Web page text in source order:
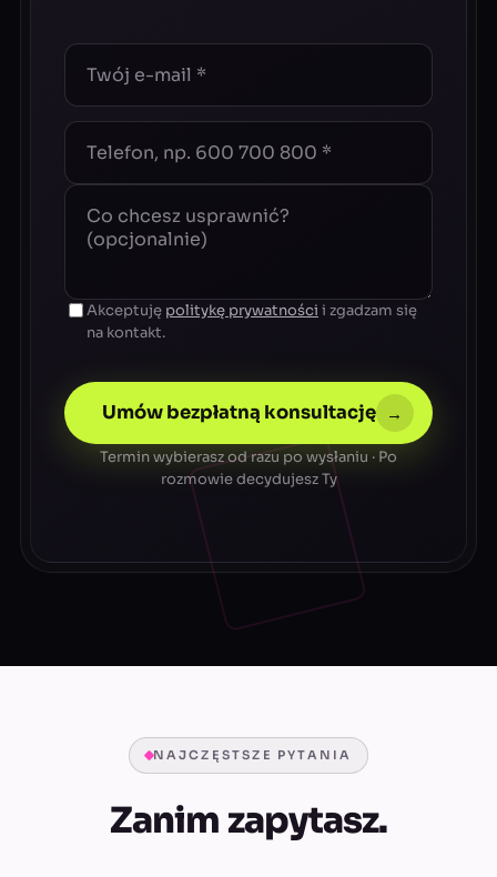
Akceptuję politykę prywatności i zgadzam się
na kontakt.
Umów bezpłatną konsultację →
Termin wybierasz od razu po wysłaniu · Po
rozmowie decydujesz Ty
NAJCZĘSTSZE PYTANIA
Zanim zapytasz.